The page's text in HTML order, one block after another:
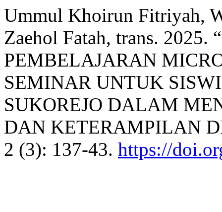
Ummul Khoirun Fitriyah,
Zaehol Fatah, trans.
PEMBELAJARAN
SEMINAR UNTUK
SUKOREJO DALAM
DAN KETERAMPILAN
2 (3): 137-43. https://